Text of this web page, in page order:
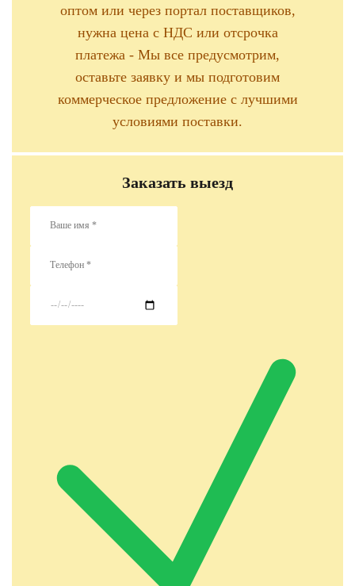
оптом или через портал поставщиков,
нужна цена с НДС или отсрочка
платежа - Мы все предусмотрим,
оставьте заявку и мы подготовим
коммерческое предложение с лучшими
условиями поставки.
Заказать выезд